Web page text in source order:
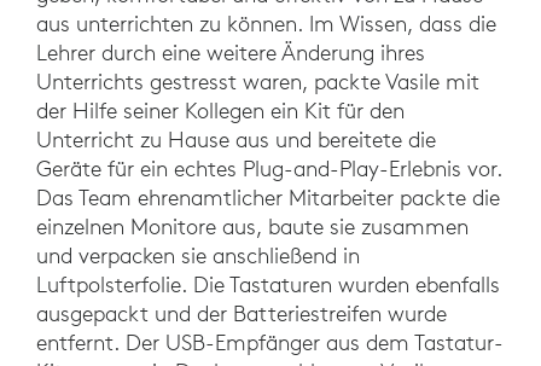
aus unterrichten zu können. Im Wissen, dass die
Lehrer durch eine weitere Änderung ihres
Unterrichts gestresst waren, packte Vasile mit
der Hilfe seiner Kollegen ein Kit für den
Unterricht zu Hause aus und bereitete die
Geräte für ein echtes Plug-and-Play-Erlebnis vor.
Das Team ehrenamtlicher Mitarbeiter packte die
einzelnen Monitore aus, baute sie zusammen
und verpacken sie anschließend in
Luftpolsterfolie. Die Tastaturen wurden ebenfalls
ausgepackt und der Batteriestreifen wurde
entfernt. Der USB-Empfänger aus dem Tastatur-